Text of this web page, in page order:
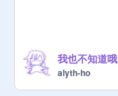
我也不知道哦
alyth-ho